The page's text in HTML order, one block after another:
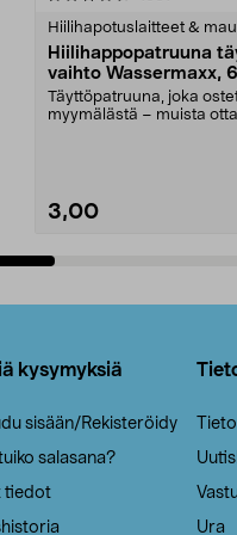
Hiilihapotuslaitteet &
Hiilihappopatruuna
vaihto Wassermaxx,
Täyttöpatruuna, joka
myymälästä – muista
3,00
kysymyksiä
sisään/Rekisteröidy
salasana?
tiedot
Ura